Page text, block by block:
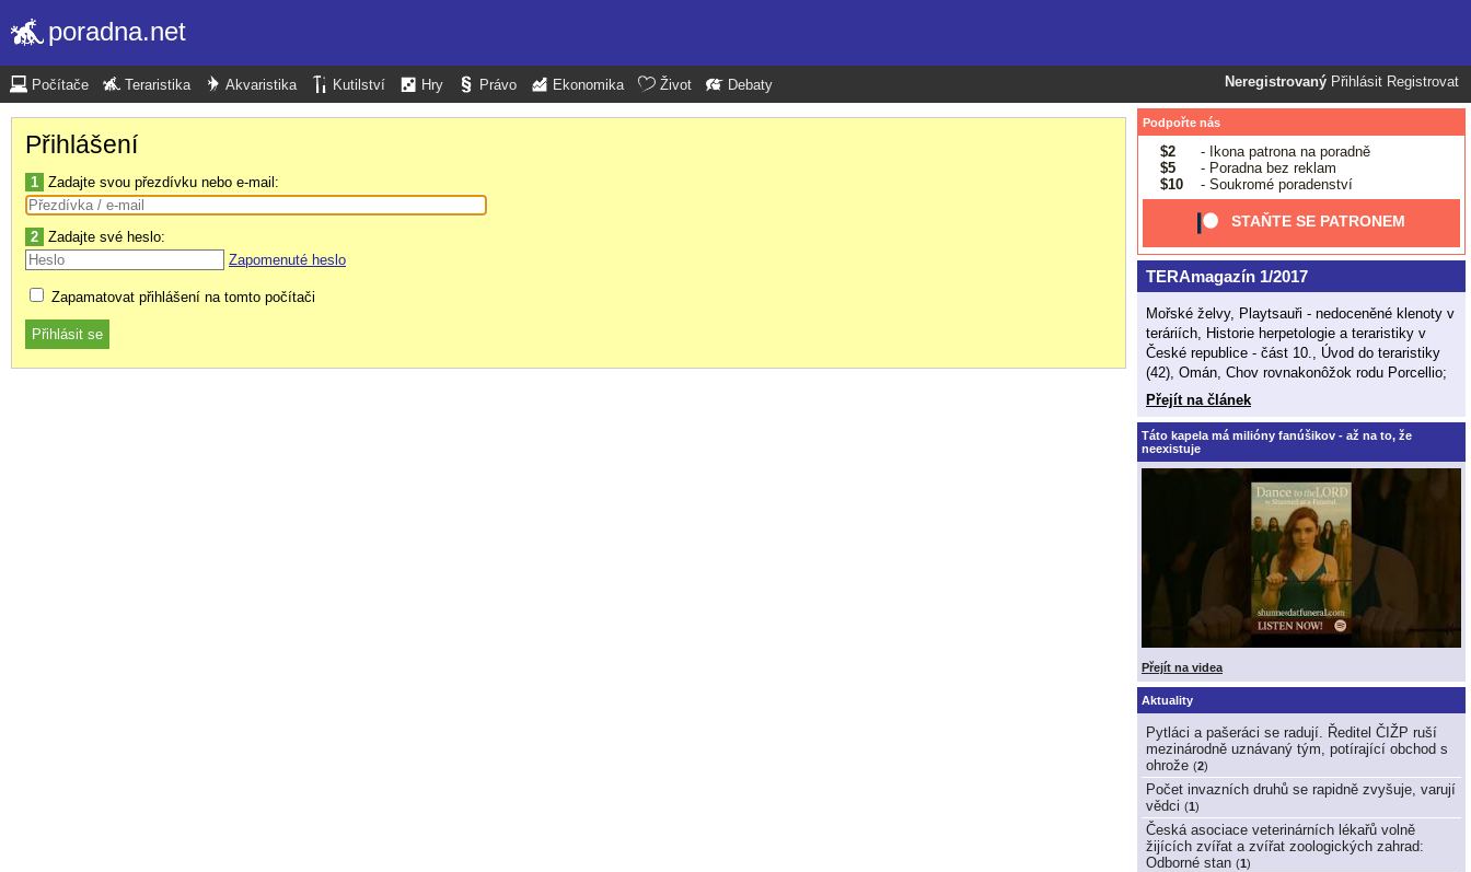
poradna.net
Neregistrovaný Přihlásit Registrovat
Počítače Teraristika Akvaristika Kutilství Hry Právo Ekonomika Život Debaty
Přihlášení
1 Zadajte svou přezdívku nebo e-mail:
2 Zadajte své heslo:
Zapomenuté heslo
Zapamatovat přihlášení na tomto počítači
Podpořte nás
$2
- Ikona patrona na poradně
$5
- Poradna bez reklam
$10
- Soukromé poradenství
STAŇTE SE PATRONEM
TERAmagazín 1/2017
Mořské želvy, Playtsauři - nedoceněné klenoty v
teráriích, Historie herpetologie a teraristiky v
České republice - část 10., Úvod do teraristiky
(42), Omán, Chov rovnakonôžok rodu Porcellio;
Přejít na článek
Táto kapela má milióny fanúšikov - až na to, že
neexistuje
Přejít na videa
Aktuality
Pytláci a pašeráci se radují. Ředitel ČIŽP ruší
mezinárodně uznávaný tým, potírající obchod s
ohrože (2)
Počet invazních druhů se rapidně zvyšuje, varují
vědci (1)
Česká asociace veterinárních lékařů volně
žijících zvířat a zvířat zoologických zahrad:
Odborné stan (1)